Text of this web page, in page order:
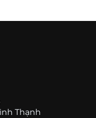
Thạnh